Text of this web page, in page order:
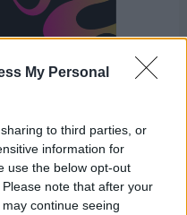
My Personal
to third parties, or
information for
use the below opt-out
note that after your
continue seeing